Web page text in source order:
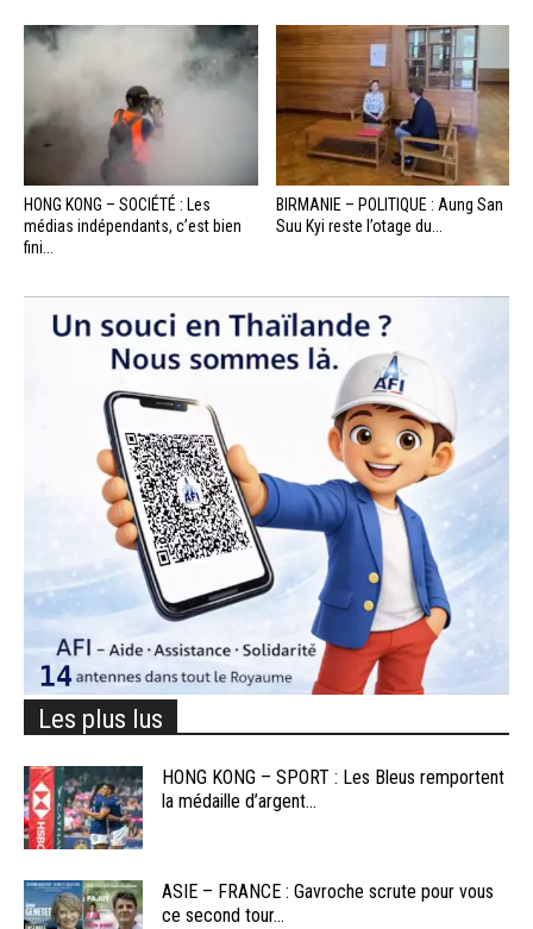
HONG KONG – SOCIÉTÉ : Les
médias indépendants, c’est bien
fini...
BIRMANIE – POLITIQUE : Aung San
Suu Kyi reste l’otage du...
Les plus lus
HONG KONG – SPORT : Les Bleus remportent
la médaille d’argent...
ASIE – FRANCE : Gavroche scrute pour vous
ce second tour...